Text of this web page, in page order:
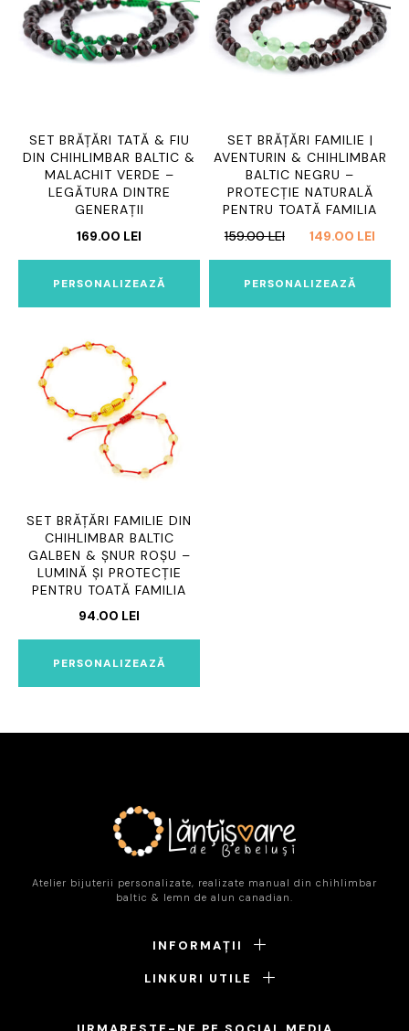
SET BRĂȚĂRI TATĂ & FIU
DIN CHIHLIMBAR BALTIC &
MALACHIT VERDE –
LEGĂTURA DINTRE
GENERAȚII
169.00 LEI
PERSONALIZEAZĂ
SET BRĂȚĂRI FAMILIE |
AVENTURIN & CHIHLIMBAR
BALTIC NEGRU –
PROTECȚIE NATURALĂ
PENTRU TOATĂ FAMILIA
159.00LEI
PREȚUL
149.00 LEI
PERSONALIZEAZĂ
SET BRĂȚĂRI FAMILIE DIN
CHIHLIMBAR BALTIC
GALBEN & ȘNUR ROȘU –
LUMINĂ ȘI PROTECȚIE
PENTRU TOATĂ FAMILIA
94.00 LEI
PERSONALIZEAZĂ
Atelier bijuterii personalizate, realizate manual din chihlimbar
baltic & lemn de alun canadian.
INFORMAȚII
LINKURI UTILE